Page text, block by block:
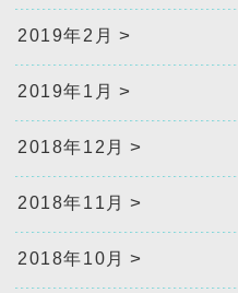
2019年2月
2019年1月
2018年12月
2018年11月
2018年10月